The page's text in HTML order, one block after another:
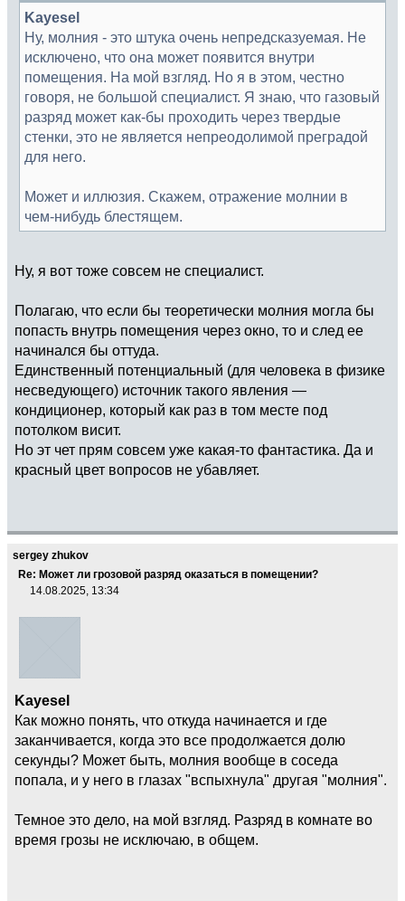
Kayesel
Ну, молния - это штука очень непредсказуемая. Не
исключено, что она может появится внутри
помещения. На мой взгляд. Но я в этом, честно
говоря, не большой специалист. Я знаю, что газовый
разряд может как-бы проходить через твердые
стенки, это не является непреодолимой преградой
для него.
Может и иллюзия. Скажем, отражение молнии в
чем-нибудь блестящем.
Ну, я вот тоже совсем не специалист.
Полагаю, что если бы теоретически молния могла бы
попасть внутрь помещения через окно, то и след ее
начинался бы оттуда.
Единственный потенциальный (для человека в физике
несведующего) источник такого явления —
кондиционер, который как раз в том месте под
потолком висит.
Но эт чет прям совсем уже какая-то фантастика. Да и
красный цвет вопросов не убавляет.
sergey zhukov
Re: Может ли грозовой разряд оказаться в помещении?
14.08.2025, 13:34
Kayesel
Как можно понять, что откуда начинается и где
заканчивается, когда это все продолжается долю
секунды? Может быть, молния вообще в соседа
попала, и у него в глазах "вспыхнула" другая "молния".
Темное это дело, на мой взгляд. Разряд в комнате во
время грозы не исключаю, в общем.